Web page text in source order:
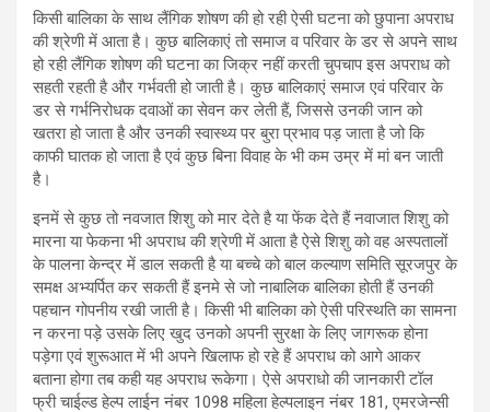
किसी बालिका के साथ लैंगिक शोषण की हो रही ऐसी घटना को छुपाना अपराध
की श्रेणी में आता है। कुछ बालिकाएं तो समाज व परिवार के डर से अपने साथ
हो रही लैंगिक शोषण की घटना का जिक्र नहीं करती चुपचाप इस अपराध को
सहती रहती है और गर्भवती हो जाती है। कुछ बालिकाएं समाज एवं परिवार के
डर से गर्भनिरोधक दवाओं का सेवन कर लेती हैं, जिससे उनकी जान को
खतरा हो जाता है और उनकी स्वास्थ्य पर बुरा प्रभाव पड़ जाता है जो कि
काफी घातक हो जाता है एवं कुछ बिना विवाह के भी कम उम्र में मां बन जाती
है।
इनमें से कुछ तो नवजात शिशु को मार देते है या फेंक देते हैं नवाजात शिशु को
मारना या फेकना भी अपराध की श्रेणी में आता है ऐसे शिशु को वह अस्पतालों
के पालना केन्द्र में डाल सकती है या बच्चे को बाल कल्याण समिति सूरजपुर के
समक्ष अभ्यर्पित कर सकती हैं इनमे से जो नाबालिक बालिका होती हैं उनकी
पहचान गोपनीय रखी जाती है। किसी भी बालिका को ऐसी परिस्थति का सामना
न करना पड़े उसके लिए खुद उनको अपनी सुरक्षा के लिए जागरूक होना
पड़ेगा एवं शुरूआत में भी अपने खिलाफ हो रहे हैं अपराध को आगे आकर
बताना होगा तब कही यह अपराध रूकेगा। ऐसे अपराधो की जानकारी टॉल
फ्री चाईल्ड हेल्प लाईन नंबर 1098 महिला हेल्पलाइन नंबर 181, एमरजेन्सी